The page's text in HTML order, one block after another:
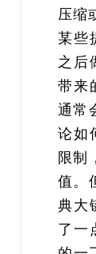
压缩
某些
之后
带来
通常
论如
限制
值。
典大
了一